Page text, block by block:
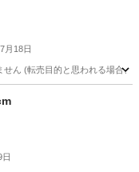
7月18日
ん (転売目的と思われる場合